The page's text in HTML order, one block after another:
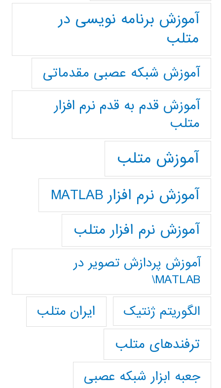
آموزش برنامه نویسی در
متلب
آموزش شبکه عصبی مقدماتی
آموزش قدم به قدم نرم افزار
متلب
آموزش متلب
آموزش نرم افزار MATLAB
آموزش نرم افزار متلب
آموزش پردازش تصوير در
MATLAB\
الگوریتم ژنتیک
ایران متلب
ترفندهای متلب
جعبه ابزار شبکه عصبی